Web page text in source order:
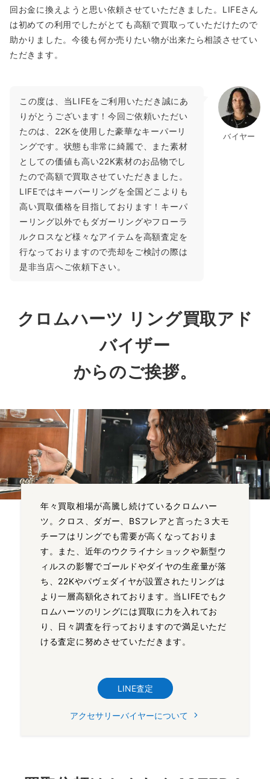
回お金に換えようと思い依頼させていただきました。LIFEさん
は初めての利用でしたがとても高額で買取っていただけたので
助かりました。今後も何か売りたい物が出来たら相談させてい
ただきます。
バイヤー
この度は、当LIFEをご利用いただき誠にあ
りがとうございます！今回ご依頼いただい
たのは、22Kを使用した豪華なキーパーリ
ングです。状態も非常に綺麗で、また素材
としての価値も高い22K素材のお品物でし
たので高額で買取させていただきました。
LIFEではキーパーリングを全国どこよりも
高い買取価格を目指しております！キーパ
ーリング以外でもダガーリングやフローラ
ルクロスなど様々なアイテムを高額査定を
行なっておりますので売却をご検討の際は
是非当店へご依頼下さい。
クロムハーツ リング買取アド
バイザー
からのご挨拶。
年々買取相場が高騰し続けているクロムハー
ツ。クロス、ダガー、BSフレアと言った３大モ
チーフはリングでも需要が高くなっておりま
す。また、近年のウクライナショックや新型ウ
ィルスの影響でゴールドやダイヤの生産量が落
ち、22Kやパヴェダイヤが設置されたリングは
より一層高額化されております。当LIFEでもク
ロムハーツのリングには買取に力を入れてお
り、日々調査を行っておりますので満足いただ
ける査定に努めさせていただきます。
LINE査定
アクセサリーバイヤーについて